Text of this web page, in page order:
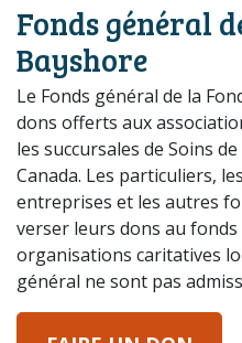
Fonds général
Bayshore
Le Fonds général de la
dons offerts aux
les succursales de Soins
Canada. Les particuliers,
entreprises et les autres
verser leurs dons au
organisations caritatives
général ne sont pas